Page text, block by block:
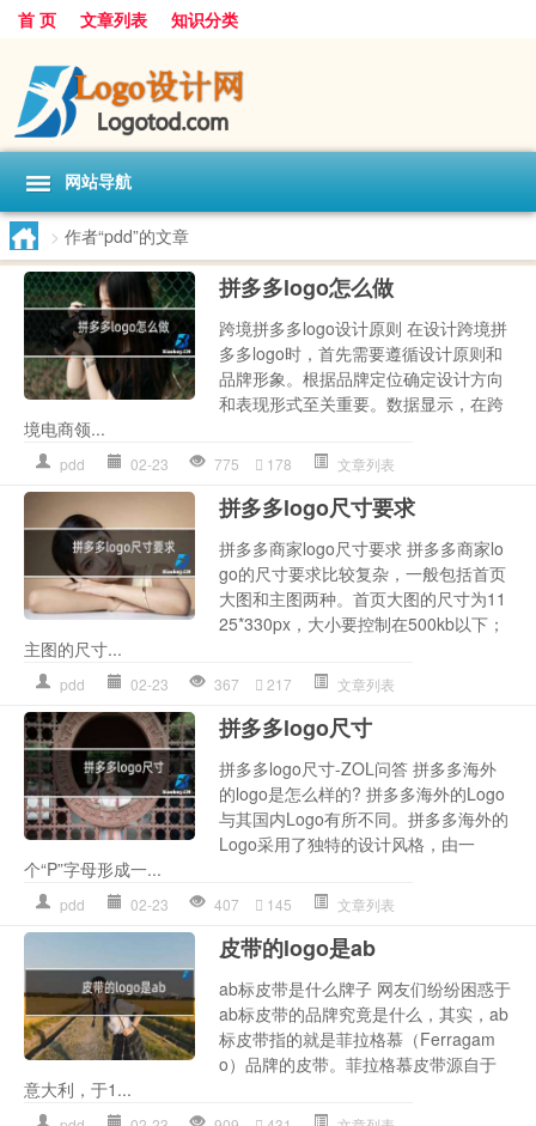
首 页 文章列表 知识分类
网站导航
> 作者“pdd”的文章
拼多多logo怎么做
跨境拼多多logo设计原则 在设计跨境拼
多多logo时，首先需要遵循设计原则和
品牌形象。根据品牌定位确定设计方向
和表现形式至关重要。数据显示，在跨
境电商领...
pdd 02-23 775 178 文章列表
拼多多logo尺寸要求
拼多多商家logo尺寸要求 拼多多商家lo
go的尺寸要求比较复杂，一般包括首页
大图和主图两种。首页大图的尺寸为11
25*330px，大小要控制在500kb以下；
主图的尺寸...
pdd 02-23 367 217 文章列表
拼多多logo尺寸
拼多多logo尺寸-ZOL问答 拼多多海外
的logo是怎么样的? 拼多多海外的Logo
与其国内Logo有所不同。拼多多海外的
Logo采用了独特的设计风格，由一
个“P”字母形成一...
pdd 02-23 407 145 文章列表
皮带的logo是ab
ab标皮带是什么牌子 网友们纷纷困惑于
ab标皮带的品牌究竟是什么，其实，ab
标皮带指的就是菲拉格慕（Ferragam
o）品牌的皮带。菲拉格慕皮带源自于
意大利，于1...